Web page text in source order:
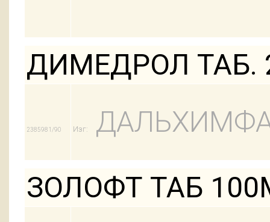
ДИМЕДРОЛ ТАБ.
2385981/90 Изг:
ЗОЛОФТ ТАБ